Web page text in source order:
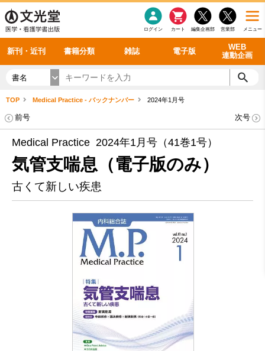
メニュー
営業部
編集企画部
カート
ログイン
新刊・近刊 書籍分類 雑誌 電子版
WEB
連動企画
感染症 老年医学
看護・介護
呼吸器
循環器
シリーズ一覧
雑誌投稿規定
理学療法
雑誌案内・年間購読 最新号 バックナンバー
電子書籍
電子雑誌
書籍「データに基づく臨床動作分析」WEB動画
書籍「眼手術学」WEB動画
書籍「神経症候学 II 改訂第二版」 WEB動画
新刊一覧
今後の発行予定
書名
TOP Medical Practice - バックナンバー 2024年1月号
前号 次号
Medical Practice 2024年1月号（41巻1号）
気管支喘息（電子版のみ）
古くて新しい疾患